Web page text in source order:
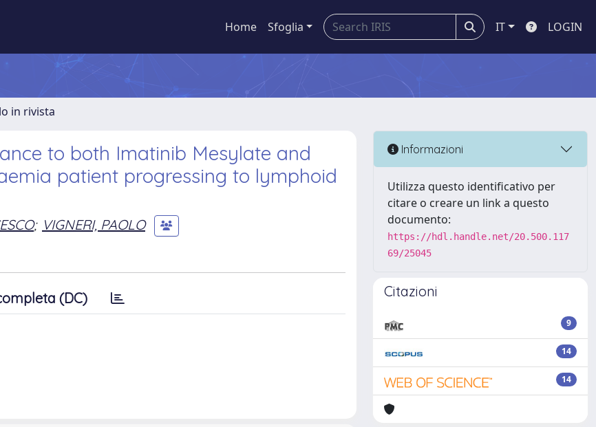
Home Sfoglia IT LOGIN
in rivista
to both Imatinib Mesylate and
patient progressing to lymphoid
; VIGNERI, PAOLO
(DC)
Informazioni
Utilizza questo identificativo per
citare o creare un link a questo
documento:
https://hdl.handle.net/20.500.117
69/25045
Citazioni
9
14
14